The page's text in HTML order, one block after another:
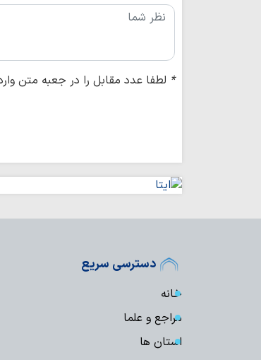
* لطفا عدد مقابل را در جعبه متن
دسترسی سریع
خانه
مراجع و علما
استان ها